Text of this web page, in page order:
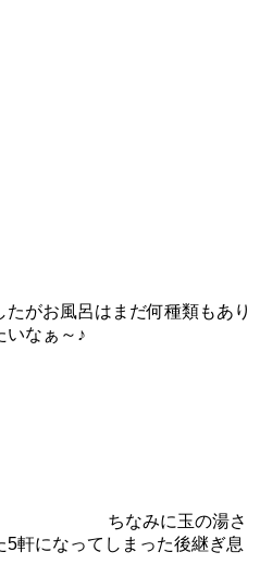
がお風呂はまだ何種類もあり
いなぁ～♪
ちなみに玉の湯さ
軒になってしまった後継ぎ息